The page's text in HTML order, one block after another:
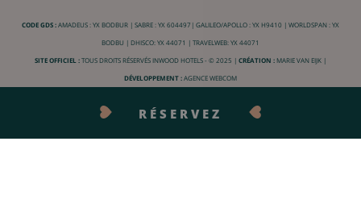
RÉSERVEZ
Conditions générales d'utilisation
Informations pratiques
Charte RSE
Nos destinations
CODE GDS :AMADEUS : YX BODBUR | SABRE : YX 604497| GALILEO/APOLLO : YX H9410 | WORLDSPAN : YX
BODBU | DHISCO: YX 44071 | TRAVELWEB: YX 44071
SITE OFFICIEL :TOUS DROITS RÉSERVÉS INWOOD HOTELS - © 2025 | CRÉATION :MARIE VAN EIJK |
DÉVELOPPEMENT :AGENCE WEBCOM